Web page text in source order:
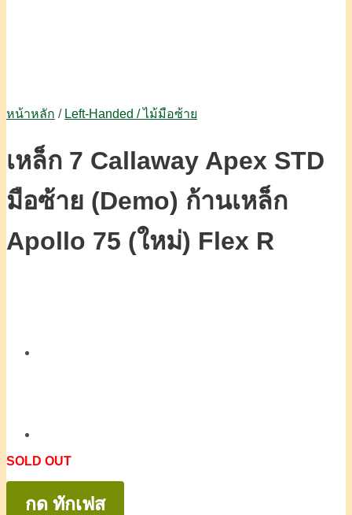
หน้าหลัก / Left-Handed / ไม้มือซ้าย
เหล็ก 7 Callaway Apex STD
มือซ้าย (Demo) ก้านเหล็ก
Apollo 75 (ใหม่) Flex R
SOLD OUT
กด ทักเฟส